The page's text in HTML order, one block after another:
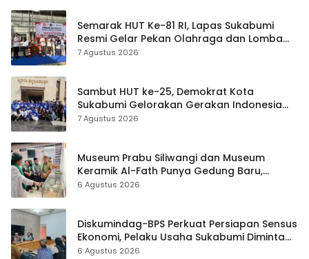
Semarak HUT Ke-81 RI, Lapas Sukabumi
Resmi Gelar Pekan Olahraga dan Lomba
Tradisional
7 Agustus 2026
Sambut HUT ke-25, Demokrat Kota
Sukabumi Gelorakan Gerakan Indonesia
ASRI Lewat Aksi Bersih Masjid Agung
7 Agustus 2026
Museum Prabu Siliwangi dan Museum
Keramik Al-Fath Punya Gedung Baru,
Hampir 500 Koleksi Dipisahkan
6 Agustus 2026
Diskumindag-BPS Perkuat Persiapan Sensus
Ekonomi, Pelaku Usaha Sukabumi Diminta
Terbuka Beri Data
6 Agustus 2026